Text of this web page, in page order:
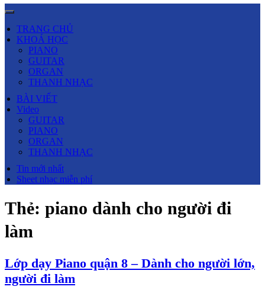
TRANG CHỦ
KHOÁ HỌC
PIANO
GUITAR
ORGAN
THANH NHẠC
BÀI VIẾT
Video
GUITAR
PIANO
ORGAN
THANH NHẠC
Tin mới nhất
Sheet nhạc miễn phí
Thẻ: piano dành cho người đi
làm
Lớp dạy Piano quận 8 – Dành cho người lớn,
người đi làm